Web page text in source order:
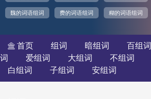
魏的词语组词 费的词语组词 糊的词语组词
 首页 组词 暗组词 百组词
词
爱组词 大组词 不组词
白组词
子组词 安组词